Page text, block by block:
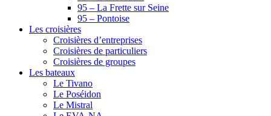
95 – La Frette sur Seine
95 – Pontoise
Les croisières
Croisières d’entreprises
Croisières de particuliers
Croisières de groupes
Les bateaux
Le Tivano
Le Poséidon
Le Mistral